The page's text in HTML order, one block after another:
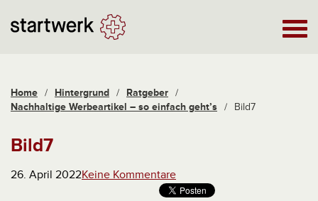
Home / Hintergrund / Ratgeber /
Nachhaltige Werbeartikel – so einfach geht’s / Bild7
Bild7
26. April 2022Keine Kommentare